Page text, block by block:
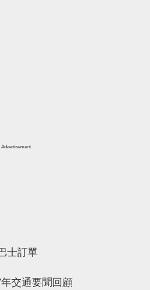
Advertisement
士訂單
交通要聞回顧